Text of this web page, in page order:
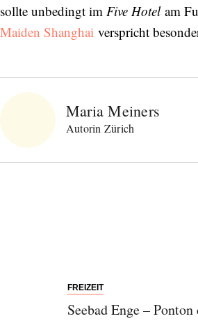
sollte unbedingt im Five Hotelam
Maiden Shanghai verspricht
Maria Meiners
Autorin Zürich
FREIZEIT
Seebad Enge –
zur Kenntnis genommen und
SENDEN